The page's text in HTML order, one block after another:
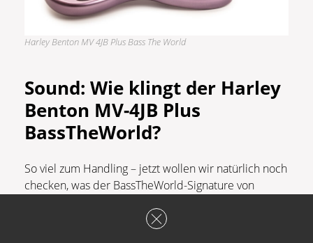
Harley Benton MV 4JB Plus Bass The World
Sound: Wie klingt der Harley
Benton MV-4JB Plus
BassTheWorld?
So viel zum Handling – jetzt wollen wir natürlich noch
checken, was der BassTheWorld-Signature von
gibt es erstmal keinerlei Auffälligkeiten: Der Bass